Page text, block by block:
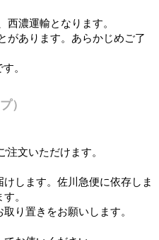
濃運輸となります。
があります。あらかじめご了
。
）
文いただけます。
します。佐川急便に依存しま
。
り置きをお願いします。